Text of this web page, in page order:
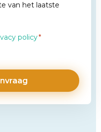
van het laatste
policy*